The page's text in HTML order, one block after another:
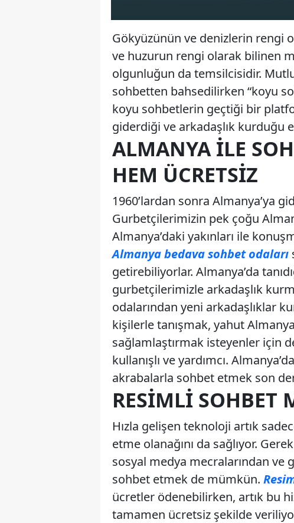
Gökyüzünün ve denizlerin rengi
ve huzurun rengi olarak bilinen
olgunluğun da temsilcisidir.
sohbetten bahsedilirken “koyu
koyu sohbetlerin geçtiği bir
giderdiği ve arkadaşlık kurduğu
ALMANYA İLE
HEM ÜCRETSIZ
1960’lardan sonra Almanya’ya
Gurbetçilerimizin pek çoğu
Almanya’daki yakınları ile
Almanya bedava sohbet odaları
getirebiliyorlar. Almanya’da
gurbetçilerimizle arkadaşlık
odalarından yeni arkadaşlıklar
kişilerle tanışmak, yahut
sağlamlaştırmak isteyenler için
kullanışlı ve yardımcı.
akrabalarla sohbet etmek son
RESIMLI SOHBET
Hızla gelişen teknoloji artık
etme olanağını da sağlıyor.
sosyal medya mecralarından
sohbet etmek de mümkün.
ücretler ödenebilirken, artık bu
tamamen ücretsiz şekilde